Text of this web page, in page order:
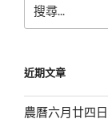
尋
字:
近期文章
農曆六月廿四